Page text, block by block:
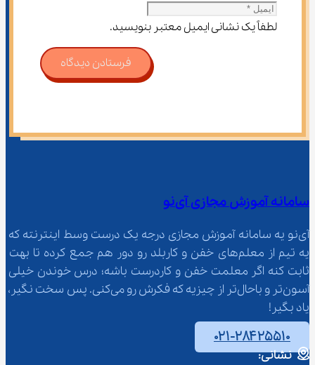
لطفاً یک نشانی ایمیل معتبر بنویسید.
فرستادن دیدگاه
سامانه آموزش مجازی آی‌نو
آی‌نو یه سامانه آموزش مجازی درجه یک درست وسط اینترنته که
یه تیم از معلم‌‌های خفن و کاربلد رو دور هم جمع کرده تا بهت
ثابت کنه اگر معلمت خفن و کاردرست باشه؛ درس خوندن خیلی
آسون‌تر و باحال‌تر از چیزیه که فکرش رو می‌کنی. پس سخت نگیر،
یاد بگیر!
۰۲۱-۲۸۴۲۵۵۱۰
نشانی: